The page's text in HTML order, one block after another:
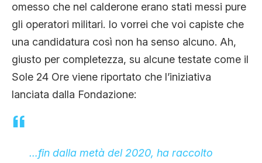
omesso che nel calderone erano stati messi pure
gli operatori militari. Io vorrei che voi capiste che
una candidatura così non ha senso alcuno. Ah,
giusto per completezza, su alcune testate come il
Sole 24 Ore viene riportato che l’iniziativa
lanciata dalla Fondazione:
…fin dalla metà del 2020, ha raccolto